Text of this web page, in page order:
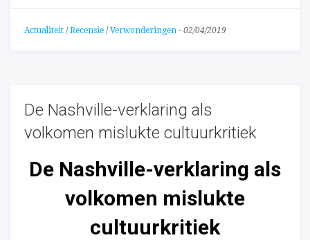
Actualiteit / Recensie / Verwonderingen - 02/04/2019
De Nashville-verklaring als
volkomen mislukte cultuurkritiek
De Nashville-verklaring als
volkomen mislukte
cultuurkritiek